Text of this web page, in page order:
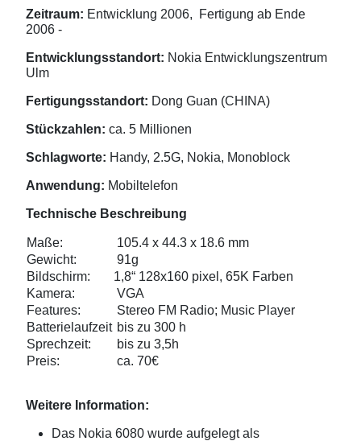
Zeitraum: Entwicklung 2006, Fertigung ab Ende
2006 -
Entwicklungsstandort: Nokia Entwicklungszentrum
Ulm
Fertigungsstandort: Dong Guan (CHINA)
Stückzahlen: ca. 5 Millionen
Schlagworte: Handy, 2.5G, Nokia, Monoblock
Anwendung: Mobiltelefon
Technische Beschreibung
Maße:
105.4 x 44.3 x 18.6 mm
Gewicht:
91g
Bildschirm:
1,8“ 128x160 pixel, 65K Farben
Kamera:
VGA
Features:
Stereo FM Radio; Music Player
Batterielaufzeit bis zu 300 h
Sprechzeit:
bis zu 3,5h
Preis:
ca. 70€
Weitere Information:
Das Nokia 6080 wurde aufgelegt als